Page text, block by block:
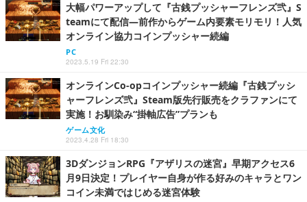
大幅パワーアップして『古銭プッシャーフレンズ弐』S
teamにて配信―前作からゲーム内要素モリモリ！人気
オンライン協力コインプッシャー続編
PC
2023.5.19 Fri 22:30
オンラインCo-opコインプッシャー続編『古銭プッシ
ャーフレンズ弐』Steam版先行販売をクラファンにて
実施！お馴染み“掛軸広告”プランも
ゲーム文化
2023.4.28 Fri 18:30
3DダンジョンRPG『アザリスの迷宮』早期アクセス6
月9日決定！プレイヤー自身が作る好みのキャラとワン
コイン未満ではじめる迷宮体験